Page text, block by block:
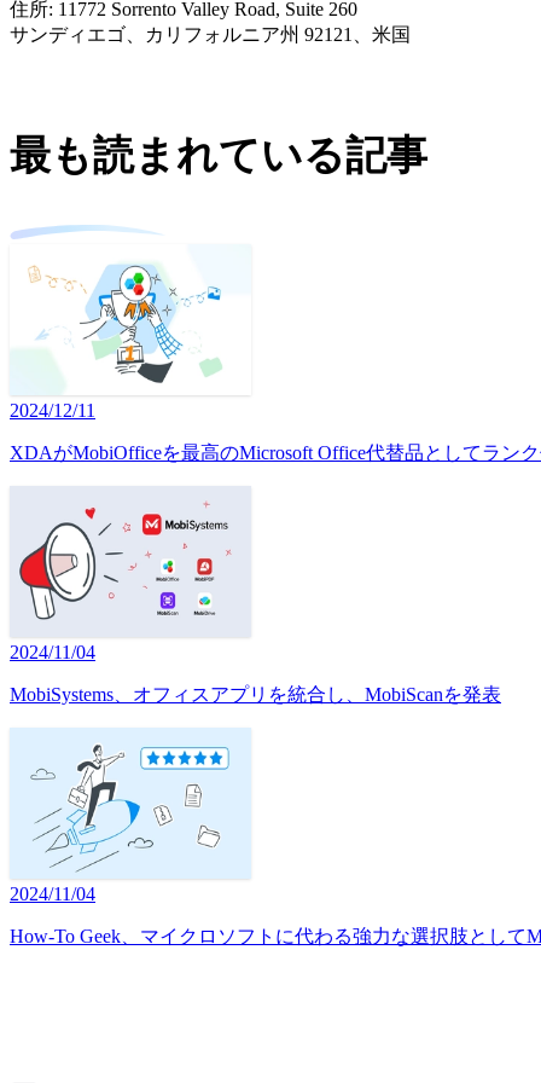
住所: 11772 Sorrento Valley Road, Suite 260
サンディエゴ、カリフォルニア州 92121、米国
最も読まれている記事
2024/12/11
XDAがMobiOfficeを最高のMicrosoft Office代替品としてラン
2024/11/04
MobiSystems、オフィスアプリを統合し、MobiScanを発表
2024/11/04
How-To Geek、マイクロソフトに代わる強力な選択肢として